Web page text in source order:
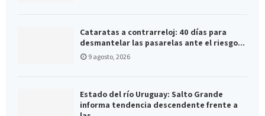
Cataratas a contrarreloj: 40 días para
desmantelar las pasarelas ante el riesgo...
9 agosto, 2026
Estado del río Uruguay: Salto Grande
informa tendencia descendente frente a